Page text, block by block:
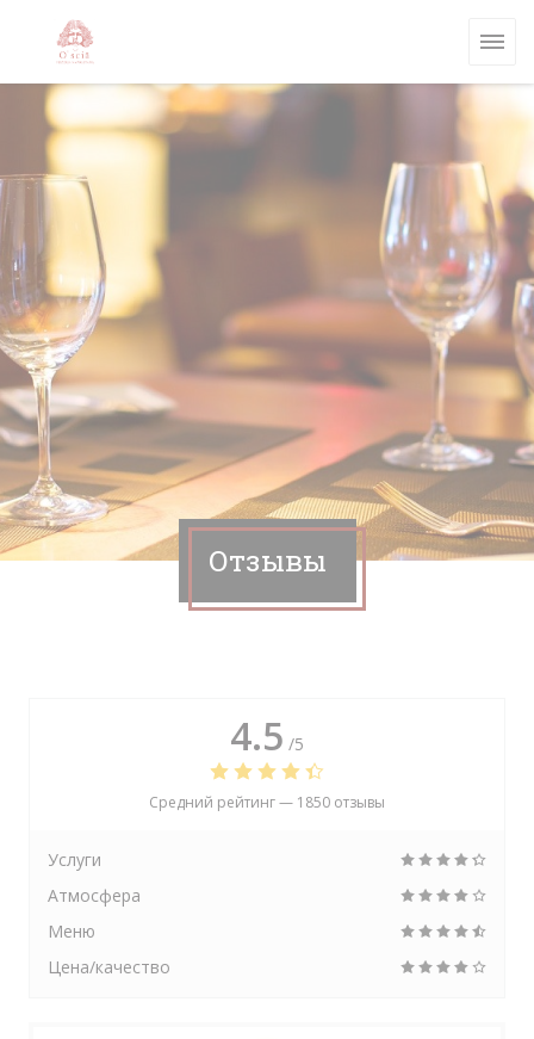
Отзывы
4.5 /5
Средний рейтинг — 1850 отзывы
Услуги
Атмосфера
Меню
Цена/качество